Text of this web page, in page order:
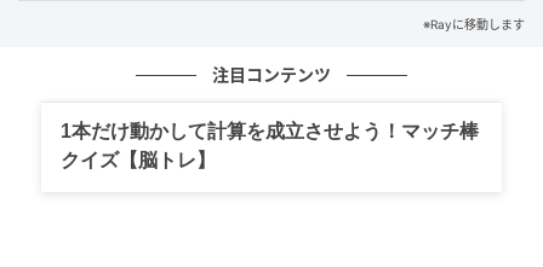
※解答は複数ある場合があります。
※Rayに移動します
注目コンテンツ
1本だけ動かして計算を成立させよう！マッチ棒
クイズ【脳トレ】